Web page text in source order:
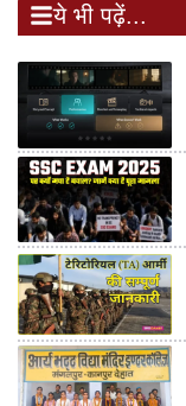
ये भी पढ़ें...